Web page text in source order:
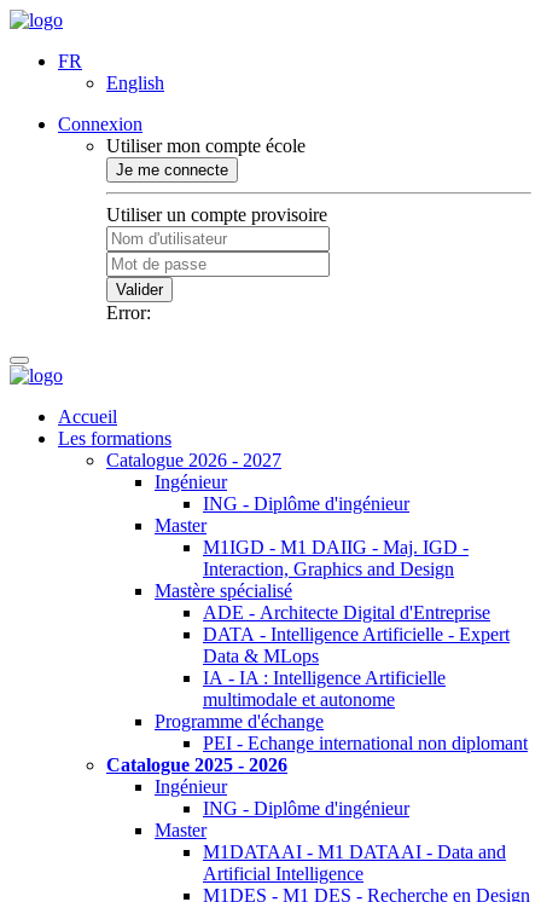
FR
English
Connexion
Utiliser mon compte école
Je me connecte
Utiliser un compte provisoire
Valider
Error:
Accueil
Les formations
Catalogue 2026 - 2027
Ingénieur
ING - Diplôme d'ingénieur
Master
M1IGD - M1 DAIIG - Maj. IGD -
Interaction, Graphics and Design
Mastère spécialisé
ADE - Architecte Digital d'Entreprise
DATA - Intelligence Artificielle - Expert
Data & MLops
IA - IA : Intelligence Artificielle
multimodale et autonome
Programme d'échange
PEI - Echange international non diplomant
Catalogue 2025 - 2026
Ingénieur
ING - Diplôme d'ingénieur
Master
M1DATAAI - M1 DATAAI - Data and
Artificial Intelligence
M1DES - M1 DES - Recherche en Design